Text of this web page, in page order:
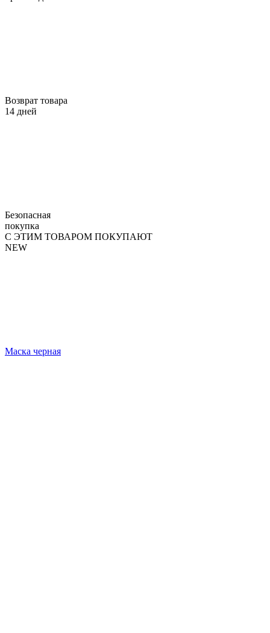
Возврат товара
14 дней
Безопасная
покупка
С ЭТИМ ТОВАРОМ ПОКУПАЮТ
NEW
Маска черная